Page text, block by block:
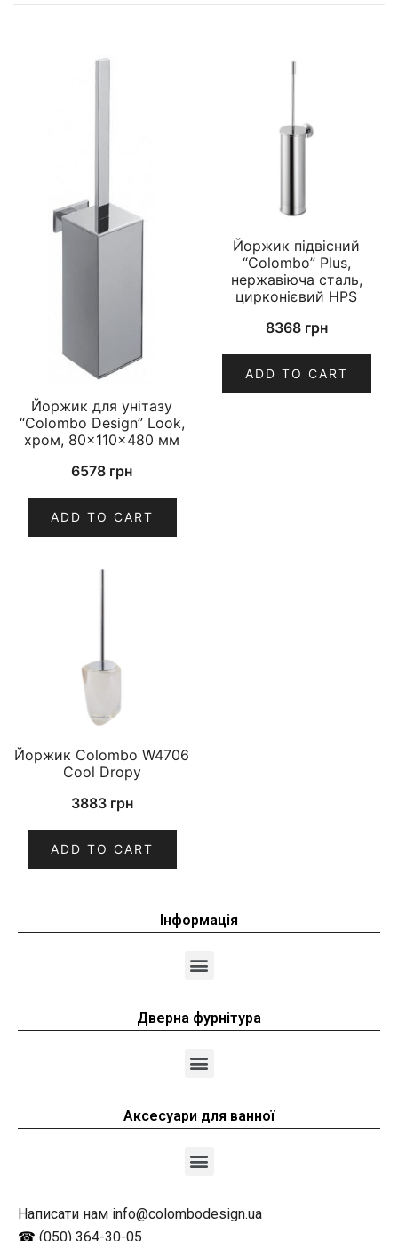
Йоржик для унітазу
“Colombo Design” Look,
хром, 80×110×480 мм
6578 грн
ADD TO CART
Йоржик підвісний
“Colombo” Plus,
нержавіюча сталь,
цирконієвий HPS
8368 грн
ADD TO CART
Йоржик Colombo W4706
Cool Dropy
3883 грн
ADD TO CART
Інформація
Дверна фурнітура
Аксесуари для ванної
Написати нам info@colombodesign.ua
☎ (050) 364-30-05